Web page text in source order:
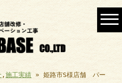
,施工実績 » 姫路市S様店舗 パー